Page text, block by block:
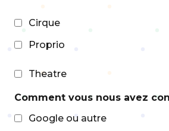
Cirque
Proprio
Theatre
Comment vous nous avez
Google ou autre